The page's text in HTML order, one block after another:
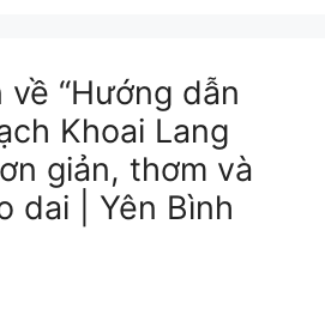
về “Hướng dẫn
Khoai Lang
giản, thơm và
dai | Yên Bình